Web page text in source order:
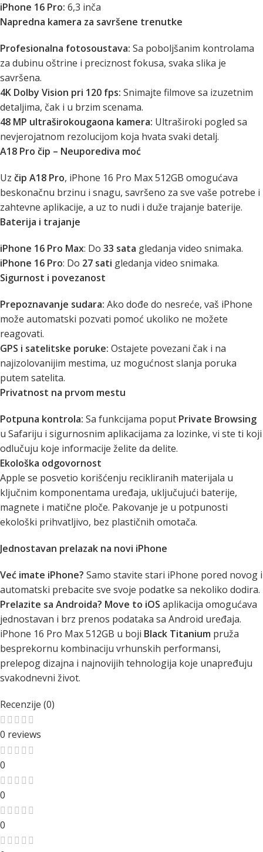
iPhone 16 Pro: 6,3 inča
Napredna kamera za savršene trenutke
Profesionalna fotosoustava: Sa poboljšanim kontrolama
za dubinu oštrine i preciznost fokusa, svaka slika je
savršena.
4K Dolby Vision pri 120 fps: Snimajte filmove sa izuzetnim
detaljima, čak i u brzim scenama.
48 MP ultraširokougaona kamera: Ultraširoki pogled sa
nevjerojatnom rezolucijom koja hvata svaki detalj.
A18 Pro čip – Neuporediva moć
Uz čip A18 Pro, iPhone 16 Pro Max 512GB omogućava
beskonačnu brzinu i snagu, savršeno za sve vaše potrebe i
zahtevne aplikacije, a uz to nudi i duže trajanje baterije.
Baterija i trajanje
iPhone 16 Pro Max: Do 33 sata gledanja video snimaka.
iPhone 16 Pro: Do 27 sati gledanja video snimaka.
Sigurnost i povezanost
Prepoznavanje sudara: Ako dođe do nesreće, vaš iPhone
može automatski pozvati pomoć ukoliko ne možete
reagovati.
GPS i satelitske poruke: Ostajete povezani čak i na
najizolovanijim mestima, uz mogućnost slanja poruka
putem satelita.
Privatnost na prvom mestu
Potpuna kontrola: Sa funkcijama poput Private Browsing
u Safariju i sigurnosnim aplikacijama za lozinke, vi ste ti koji
odlučuju koje informacije želite da delite.
Ekološka odgovornost
Apple se posvetio korišćenju recikliranih materijala u
ključnim komponentama uređaja, uključujući baterije,
magnete i matične ploče. Pakovanje je u potpunosti
ekološki prihvatljivo, bez plastičnih omotača.
Jednostavan prelazak na novi iPhone
Već imate iPhone? Samo stavite stari iPhone pored novog i
automatski prebacite sve svoje podatke sa nekoliko dodira.
Prelazite sa Androida? Move to iOS aplikacija omogućava
jednostavan i brz prenos podataka sa Android uređaja.
iPhone 16 Pro Max 512GB u boji Black Titanium pruža
besprekornu kombinaciju vrhunskih performansi,
prelepog dizajna i najnovijih tehnologija koje unapređuju
svakodnevni život.
Recenzije (0)
0 reviews
0
0
0